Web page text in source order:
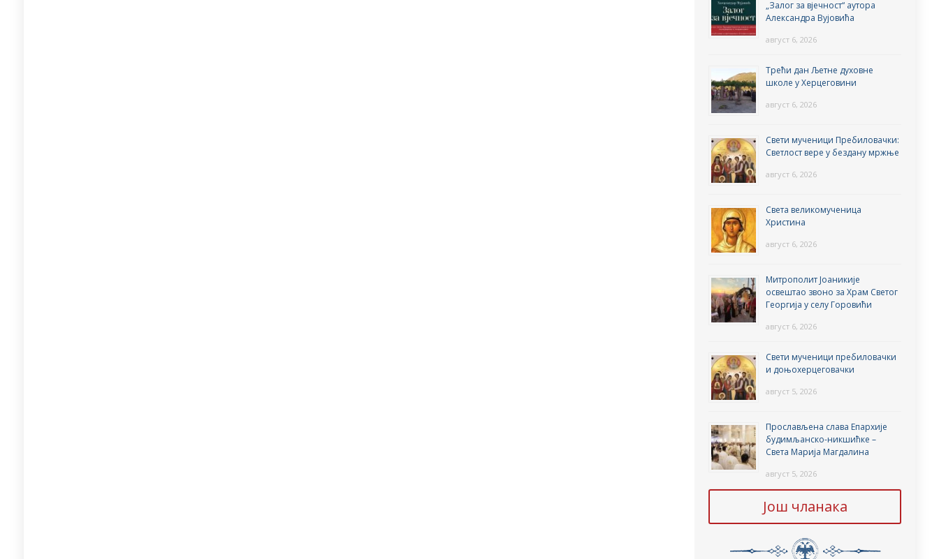
„Залог за вјечност“ аутора
Александра Вујовића
август 6, 2026
Трећи дан Љетне духовне
школе у Херцеговини
август 6, 2026
Свети мученици Пребиловачки:
Светлост вере у бездану мржње
август 6, 2026
Света великомученица
Христина
август 6, 2026
Митрополит Јоаникије
освештао звоно за Храм Светог
Георгија у селу Горовићи
август 6, 2026
Свети мученици пребиловачки
и доњохерцеговачки
август 5, 2026
Прослављена слава Епархије
будимљанско-никшићке –
Света Марија Магдалина
август 5, 2026
Још чланака